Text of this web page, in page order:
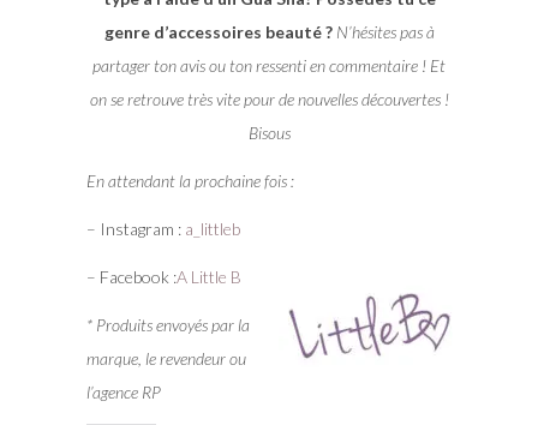
genre d’accessoires beauté ? N’hésites pas à
partager ton avis ou ton ressenti en commentaire ! Et
on se retrouve très vite pour de nouvelles découvertes !
Bisous
En attendant la prochaine fois :
– Instagram : a_littleb
– Facebook :A Little B
* Produits envoyés par la
marque, le revendeur ou
l’agence RP